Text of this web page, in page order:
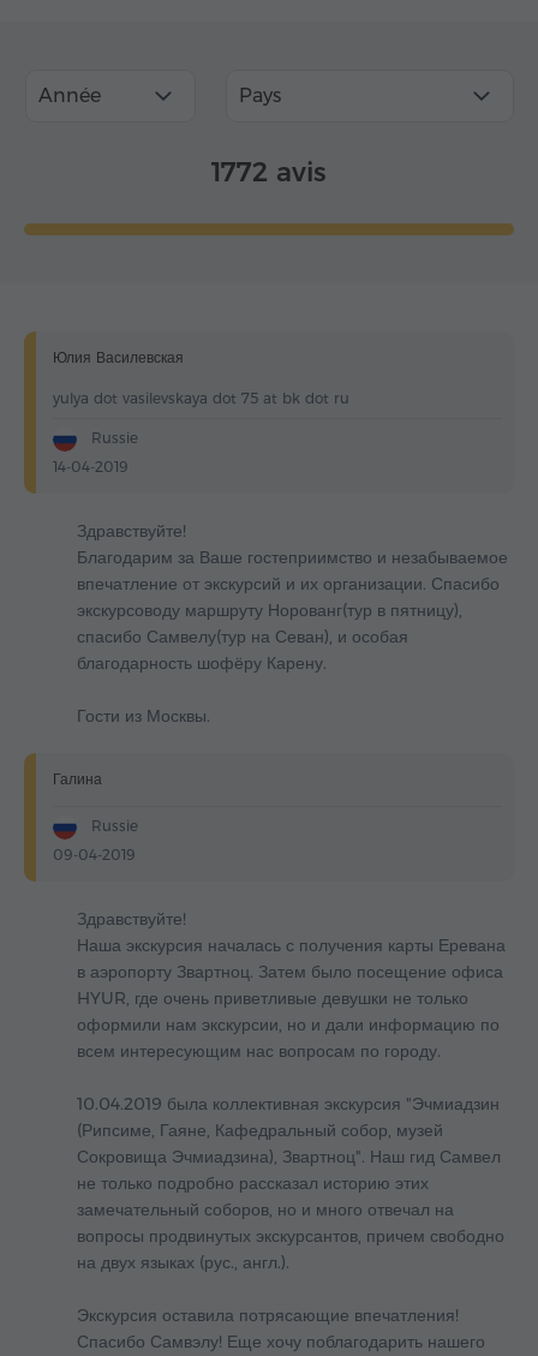
Année Pays
1772 avis
Юлия Василевская
yulya dot vasilevskaya dot 75 at bk dot ru
Russie
14-04-2019
Здравствуйте!
Благодарим за Ваше гостеприимство и незабываемое
впечатление от экскурсий и их организации. Спасибо
экскурсоводу маршруту Норованг(тур в пятницу),
спасибо Самвелу(тур на Севан), и особая
благодарность шофёру Карену.
Гости из Москвы.
Галина
Russie
09-04-2019
Здравствуйте!
Наша экскурсия началась с получения карты Еревана
в аэропорту Звартноц. Затем было посещение офиса
HYUR, где очень приветливые девушки не только
оформили нам экскурсии, но и дали информацию по
всем интересующим нас вопросам по городу.
10.04.2019 была коллективная экскурсия "Эчмиадзин
(Рипсиме, Гаяне, Кафедральный собор, музей
Сокровища Эчмиадзина), Звартноц". Наш гид Самвел
не только подробно рассказал историю этих
замечательный соборов, но и много отвечал на
вопросы продвинутых экскурсантов, причем свободно
на двух языках (рус., англ.).
Экскурсия оставила потрясающие впечатления!
Спасибо Самвэлу! Еще хочу поблагодарить нашего